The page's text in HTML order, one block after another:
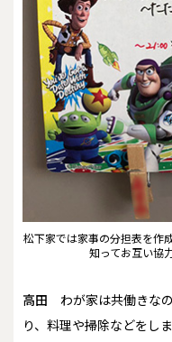
松下家では家事の分担表を作
知ってお互い協
高田
わが家は共働きな
り、料理や掃除などをし